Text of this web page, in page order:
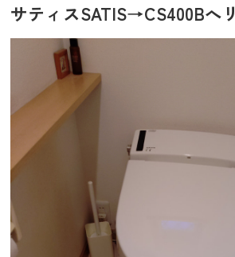
サティスSATIS→CS400Bへ